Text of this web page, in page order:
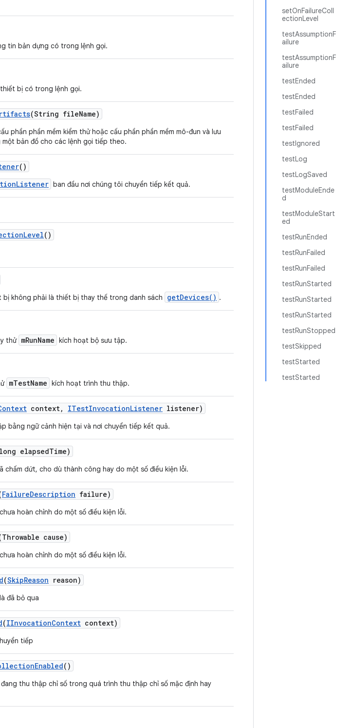
setOnFailureColl
ectionLevel
testAssumptionF
ailure
testAssumptionF
ailure
testEnded
testEnded
testFailed
testFailed
testIgnored
testLog
testLogSaved
testModuleEnde
d
testModuleStart
ed
testRunEnded
testRunFailed
testRunFailed
testRunStarted
testRunStarted
testRunStarted
testRunStopped
testSkipped
testStarted
testStarted
tin bản dựng có trong lệnh gọi.
bị có trong lệnh gọi.
(String fileName)
phần phần mềm kiểm thử hoặc cấu phần phần mềm mô-đun và lưu
bản đồ cho các lệnh gọi tiếp theo.
()
ban đầu nơi chúng tôi chuyển tiếp kết quả.
Level()
bị không phải là thiết bị thay thế trong danh sách getDevices() .
thử mRunName kích hoạt bộ sưu tập.
mTestName kích hoạt trình thu thập.
context, ITestInvocationListener listener)
bằng ngữ cảnh hiện tại và nơi chuyển tiếp kết quả.
elapsedTime)
chấm dứt, cho dù thành công hay do một số điều kiện lỗi.
FailureDescription failure)
hoàn chỉnh do một số điều kiện lỗi.
cause)
hoàn chỉnh do một số điều kiện lỗi.
(SkipReason reason)
đã bỏ qua
(IInvocationContext context)
tiếp
Enabled()
thu thập chỉ số trong quá trình thu thập chỉ số mặc định hay